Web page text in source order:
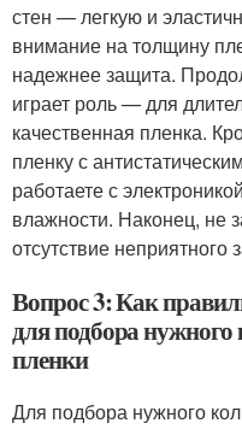
стен — легкую и
внимание на толщину
надежнее защита.
играет роль — для
качественная пленка.
пленку с
работаете с
влажности. Наконец, не
отсутствие неприятного
Вопрос 3: Как
для подбора
пленки
Для подбора нужного